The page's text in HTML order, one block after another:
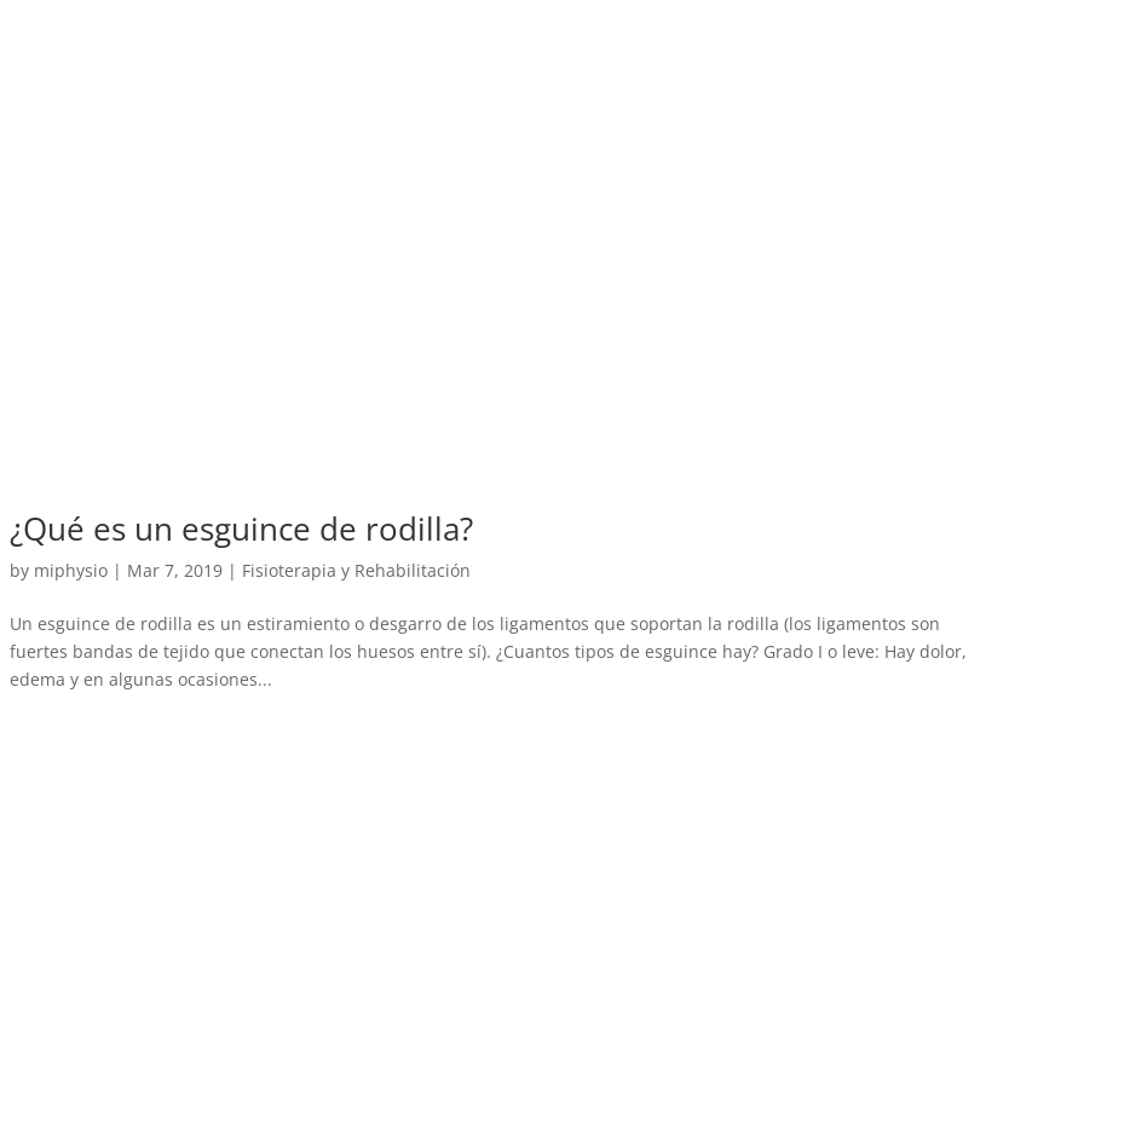
¿Qué es un esguince de rodilla?
by miphysio| Mar 7, 2019| Fisioterapia y Rehabilitación
Un esguince de rodilla es un estiramiento o desgarro de los ligamentos que soportan la rodilla (los ligamentos son
fuertes bandas de tejido que conectan los huesos entre sí). ¿Cuantos tipos de esguince hay? Grado I o leve: Hay dolor,
edema y en algunas ocasiones...